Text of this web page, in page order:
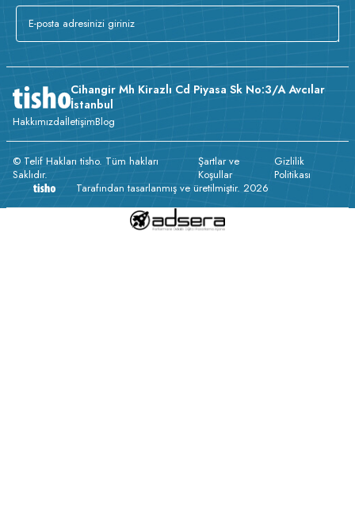
Cihangir Mh Kirazlı Cd Piyasa Sk No:3/A Avcılar
İstanbul
HakkımızdaİletişimBlog
© Telif Hakları tisho. Tüm hakları
Saklıdır.
Şartlar ve
Koşullar
Gizlilik
Politikası
Tarafından tasarlanmış ve üretilmiştir. 2026